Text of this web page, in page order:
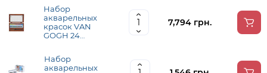
кисть, спонж,
Royal Talens
Набор
акварельных
красок VAN
GOGH 24
дер,коробка,
Royal Talens
7,794 грн.
Набор
акварельных